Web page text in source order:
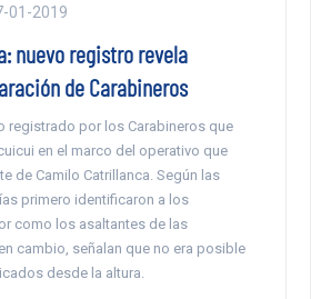
01-2019
nuevo registro revela
de Carabineros
registrado por los Carabineros que
en el marco del operativo que
de Camilo Catrillanca. Según las
primero identificaron a los
como los asaltantes de las
cambio, señalan que no era posible
desde la altura.